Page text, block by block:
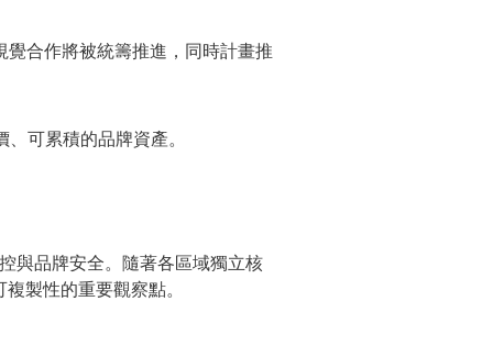
合作將被統籌推進，同時計畫推
可累積的品牌資產。
與品牌安全。隨著各區域獨立核
製性的重要觀察點。